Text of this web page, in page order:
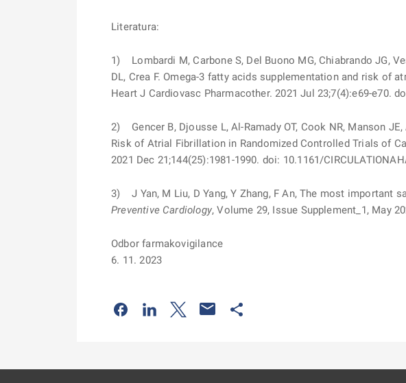
Literatura:
1) Lombardi M, Carbone S, Del Buono MG, Chiabrando JG,
DL, Crea F. Omega-3 fatty acids supplementation and risk of
Heart J Cardiovasc Pharmacother. 2021 Jul 23;7(4):e69-e70.
2) Gencer B, Djousse L, Al-Ramady OT, Cook NR, Manson
Risk of Atrial Fibrillation in Randomized Controlled Trials of
2021 Dec 21;144(25):1981-1990. doi: 10.1161/
3) J Yan, M Liu, D Yang, Y Zhang, F An, The most
Preventive Cardiology, Volume 29, Issue Supplement_1, May
Odbor farmakovigilance
6. 11. 2023
Odkaz se otevře na nové kartě
Odkaz se otevře na nové kartě
Odkaz se otevře na nové kartě